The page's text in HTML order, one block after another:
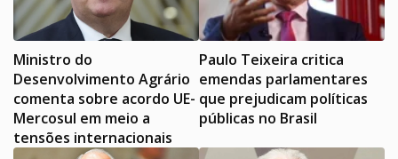
Ministro do
Desenvolvimento Agrário
comenta sobre acordo UE-
Mercosul em meio a
tensões internacionais
Paulo Teixeira critica
emendas parlamentares
que prejudicam políticas
públicas no Brasil